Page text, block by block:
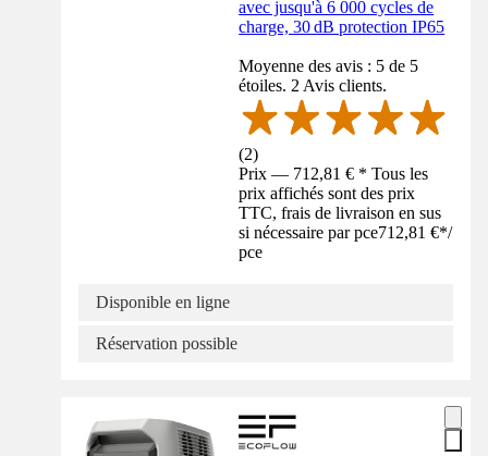
avec jusqu'à 6 000 cycles de
charge, 30 dB protection IP65
Moyenne des avis : 5 de 5
étoiles. 2 Avis clients.
(2)
Prix — 712,81 € * Tous les
prix affichés sont des prix
TTC, frais de livraison en sus
si nécessaire par pce712,81 €*/
pce
Disponible en ligne
Réservation possible